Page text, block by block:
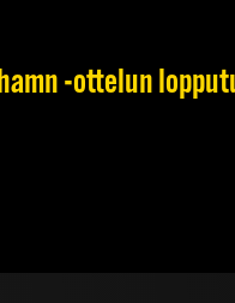
-ottelun